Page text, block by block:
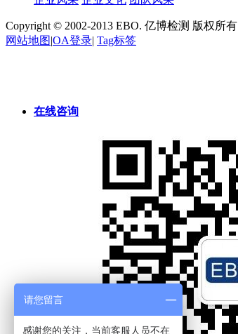
Copyright © 2002-2013 EBO. 亿博检测 版权所有
网站地图|OA登录| Tag标签
在线咨询
请您留言
感谢您的关注，当前客服人员不在